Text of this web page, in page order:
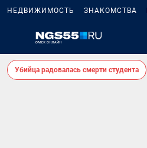
НЕДВИЖИМОСТЬ ЗНАКОМСТВА
Убийца радовалась смерти студента